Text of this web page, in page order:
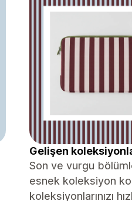
Gelişen
Son ve vurgu
esnek koleksiyon
koleksiyonlarınızı